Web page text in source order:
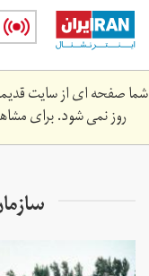
Skip
main
content
شما صفحه ای از سایت
روز نمی شود. برای